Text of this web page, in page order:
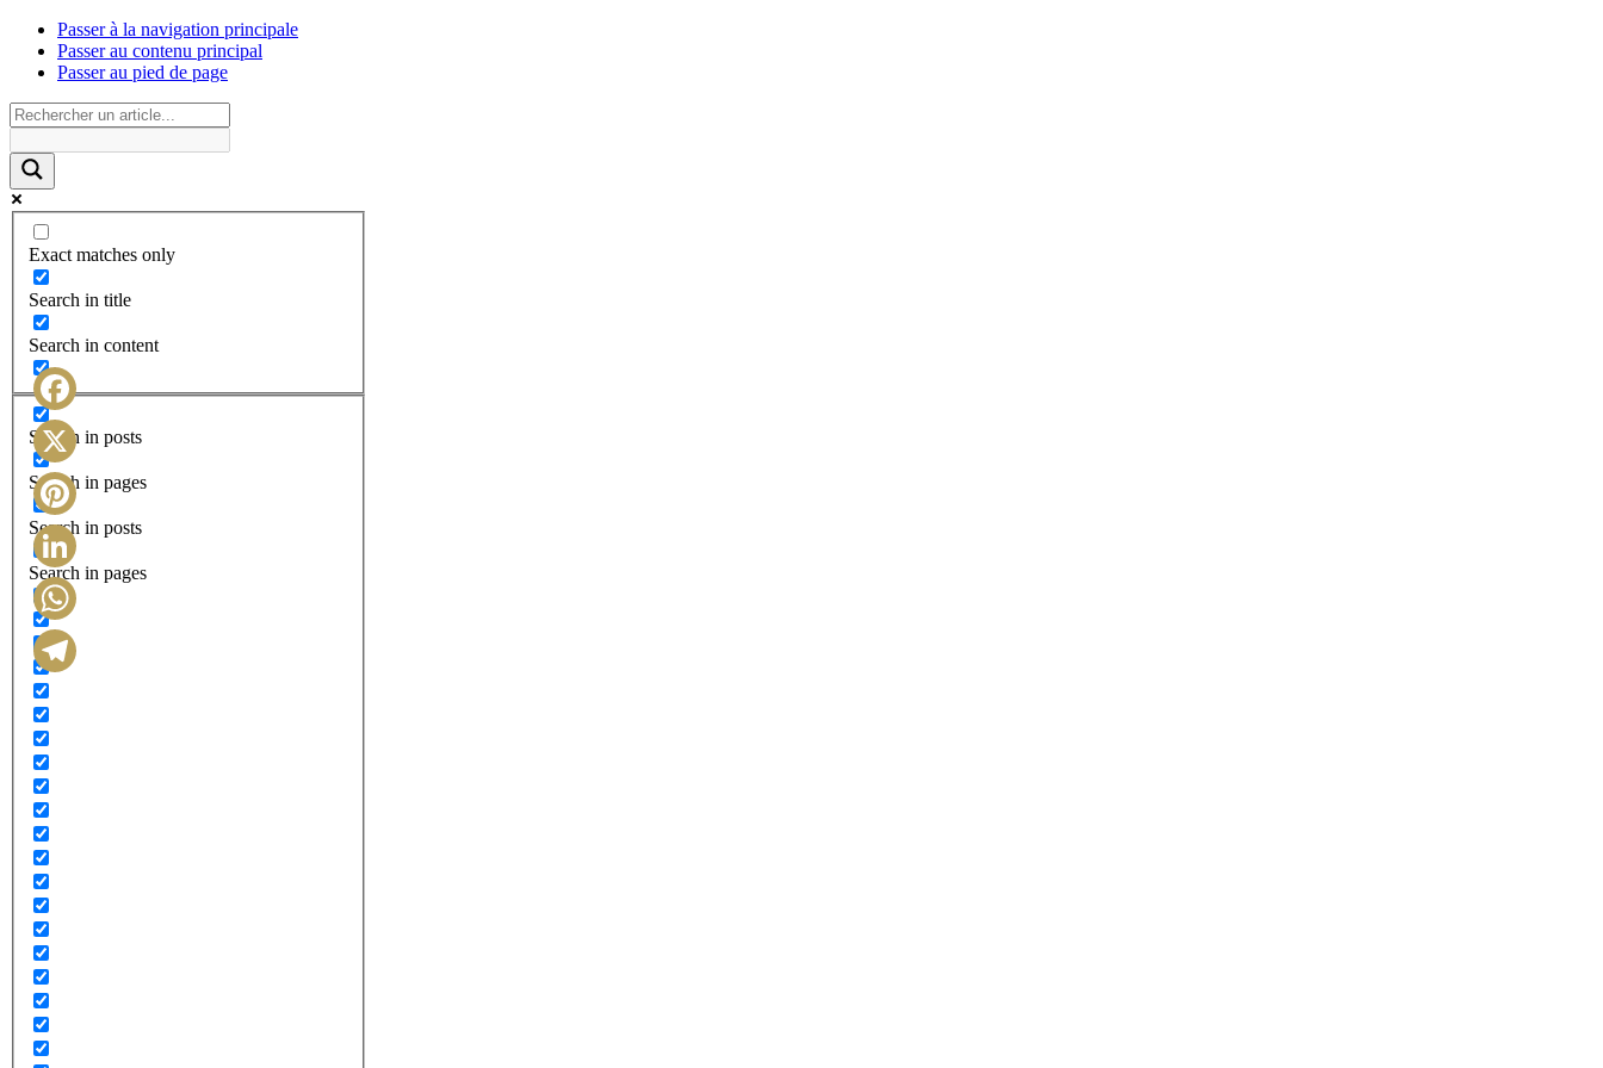
Passer à la navigation principale
Passer au contenu principal
Passer au pied de page
Exact matches only
Search in title
Search in content
Search in posts
Search in pages
Search in posts
Search in pages
Facebook
X
Pinterest
LinkedIn
WhatsApp
Telegram